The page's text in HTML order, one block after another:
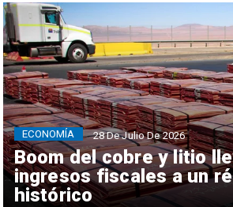
Boom del cobre y litio
ingresos fiscales a un
histórico
ECONOMÍA 28 De Julio De 2026